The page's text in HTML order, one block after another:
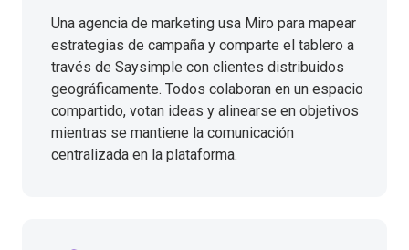
Una agencia de marketing usa Miro para mapear
estrategias de campaña y comparte el tablero a
través de Saysimple con clientes distribuidos
geográficamente. Todos colaboran en un espacio
compartido, votan ideas y alinearse en objetivos
mientras se mantiene la comunicación
centralizada en la plataforma.